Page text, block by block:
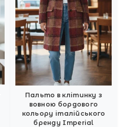
Пальто в клітинку з
вовною бордового
кольору італійського
бренду Imperial